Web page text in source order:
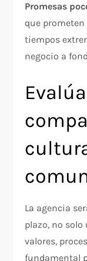
Promesas
que
tiempos
negocio a
La agencia
plazo, no solo
valores,
fundamental